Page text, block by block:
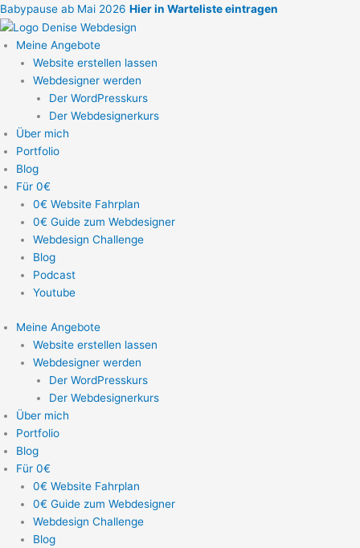
Zum
Inhalt
springen
Babypause ab Mai 2026 Hier in Warteliste eintragen
Meine Angebote
Website erstellen lassen
Webdesigner werden
Der WordPresskurs
Der Webdesignerkurs
Über mich
Portfolio
Blog
Für 0€
0€ Website Fahrplan
0€ Guide zum Webdesigner
Webdesign Challenge
Blog
Podcast
Youtube
Meine Angebote
Website erstellen lassen
Webdesigner werden
Der WordPresskurs
Der Webdesignerkurs
Über mich
Portfolio
Blog
Für 0€
0€ Website Fahrplan
0€ Guide zum Webdesigner
Webdesign Challenge
Blog